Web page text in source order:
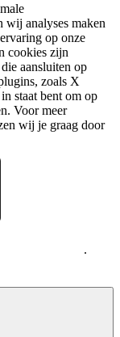
wij analyses maken
op onze
cookies zijn
aansluiten op
zoals X
staat bent om op
Voor meer
wij je graag door
.